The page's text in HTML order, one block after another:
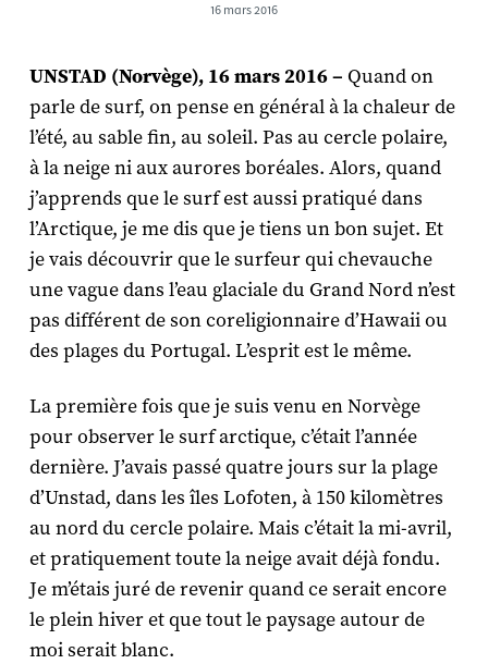
16 mars 2016
UNSTAD (Norvège), 16 mars 2016 – Quand on
parle de surf, on pense en général à la chaleur de
l’été, au sable fin, au soleil. Pas au cercle polaire,
à la neige ni aux aurores boréales. Alors, quand
j’apprends que le surf est aussi pratiqué dans
l’Arctique, je me dis que je tiens un bon sujet. Et
je vais découvrir que le surfeur qui chevauche
une vague dans l’eau glaciale du Grand Nord n’est
pas différent de son coreligionnaire d’Hawaii ou
des plages du Portugal. L’esprit est le même.
La première fois que je suis venu en Norvège
pour observer le surf arctique, c’était l’année
dernière. J’avais passé quatre jours sur la plage
d’Unstad, dans les îles Lofoten, à 150 kilomètres
au nord du cercle polaire. Mais c’était la mi-avril,
et pratiquement toute la neige avait déjà fondu.
Je m’étais juré de revenir quand ce serait encore
le plein hiver et que tout le paysage autour de
moi serait blanc.